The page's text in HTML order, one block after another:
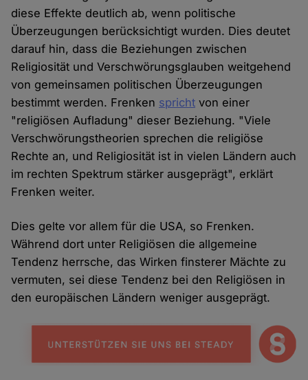
diese Effekte deutlich ab, wenn politische
Überzeugungen berücksichtigt wurden. Dies deutet
darauf hin, dass die Beziehungen zwischen
Religiosität und Verschwörungsglauben weitgehend
von gemeinsamen politischen Überzeugungen
bestimmt werden. Frenken spricht von einer
"religiösen Aufladung" dieser Beziehung. "Viele
Verschwörungstheorien sprechen die religiöse
Rechte an, und Religiosität ist in vielen Ländern auch
im rechten Spektrum stärker ausgeprägt", erklärt
Frenken weiter.
Dies gelte vor allem für die USA, so Frenken.
Während dort unter Religiösen die allgemeine
Tendenz herrsche, das Wirken finsterer Mächte zu
vermuten, sei diese Tendenz bei den Religiösen in
den europäischen Ländern weniger ausgeprägt.